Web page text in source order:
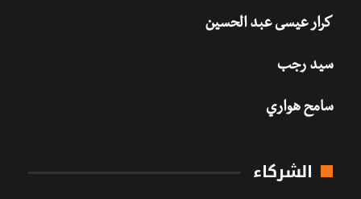
كرار عيسى عبد الحسين
سيد رجب
سامح هواري
الشركاء